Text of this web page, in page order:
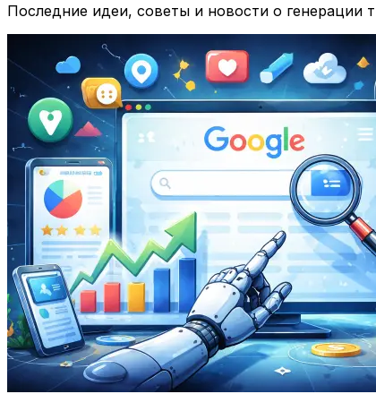
Последние идеи, советы и новости о генерации